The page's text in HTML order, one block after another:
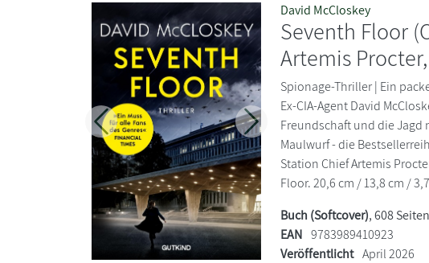
Zurück Weiter
David McCloskey
Seventh Floor
Artemis
Spionage-Thriller | Ein
Ex-CIA-Agent David
Freundschaft und die Jagd
Maulwurf - die
Station Chief Artemis
Floor. 20,6 cm / 13,8 cm /
Buch (Softcover), 608 Seiten
EAN 9783989410923
Veröffentlicht April 2026